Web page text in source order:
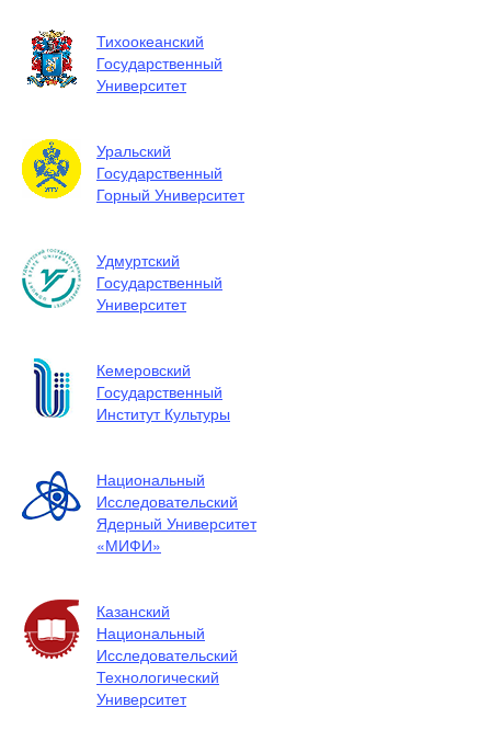
Тихоокеанский
Государственный
Университет
Уральский
Государственный
Горный Университет
Удмуртский
Государственный
Университет
Кемеровский
Государственный
Институт Культуры
Национальный
Исследовательский
Ядерный Университет
«МИФИ»
Казанский
Национальный
Исследовательский
Технологический
Университет